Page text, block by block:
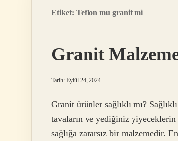
Etiket: Teflon mu granit mi
Granit Malzeme
Tarih: Eylül 24, 2024
Granit ürünler sağlıklı mı?
tavaların ve yediğiniz
sağlığa zararsız bir malzemedir.